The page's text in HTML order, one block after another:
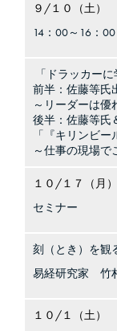
９/１０（土）
14：00～16：00
「ドラッカー
前半：佐藤等氏
～リーダーは優
後半：佐藤等氏
「『キリンビ
～仕事の現場で
１０/１７（月）
セミナー
刻（とき）を観
易経研究家 竹
１０/１（土）